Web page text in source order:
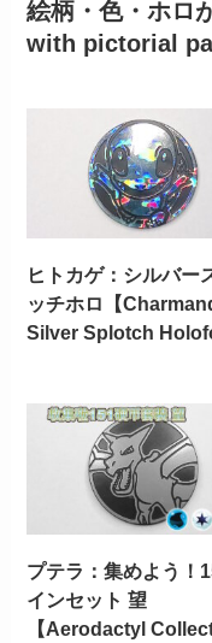
絵柄・色・ホロ
with pictorial
ヒトカゲ：シルバー
ッチホロ【
Silver Splotch
プテラ：集めよう！
インセット 望
【Aerodactyl